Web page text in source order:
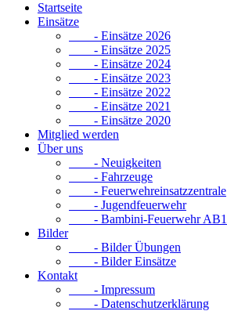
Startseite
Einsätze
- Einsätze 2026
- Einsätze 2025
- Einsätze 2024
- Einsätze 2023
- Einsätze 2022
- Einsätze 2021
- Einsätze 2020
Mitglied werden
Über uns
- Neuigkeiten
- Fahrzeuge
- Feuerwehreinsatzzentrale
- Jugendfeuerwehr
- Bambini-Feuerwehr AB1
Bilder
- Bilder Übungen
- Bilder Einsätze
Kontakt
- Impressum
- Datenschutzerklärung